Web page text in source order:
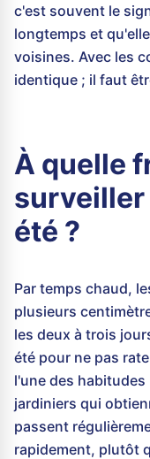
c'est souvent le
longtemps et
voisines. Avec les
identique ; il faut
À quelle
surveiller
été ?
Par temps chaud,
plusieurs
les deux à trois
été pour ne pas
l'une des
jardiniers qui
passent
rapidement, plutôt